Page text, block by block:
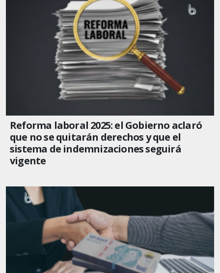
Reforma laboral 2025: el Gobierno aclaró
que no se quitarán derechos y que el
sistema de indemnizaciones seguirá
vigente